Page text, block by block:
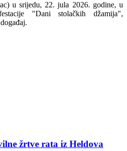
u srijedu, 22. jula 2026. godine, u
"Dani stolačkih džamija",
žrtve rata iz Heldova